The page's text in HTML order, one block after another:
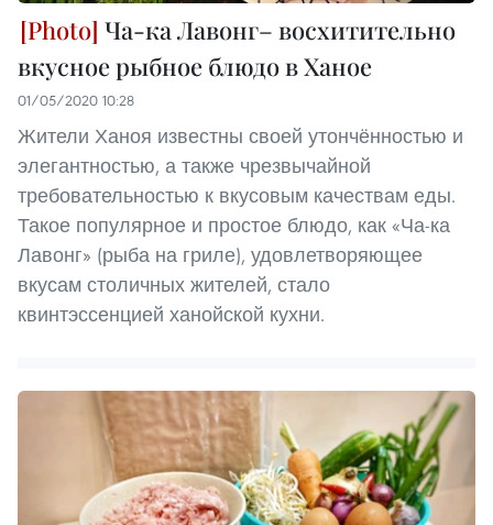
Ча-ка Лавонг– восхитительно
вкусное рыбное блюдо в Ханое
01/05/2020 10:28
Жители Ханоя известны своей утончённостью и
элегантностью, а также чрезвычайной
требовательностью к вкусовым качествам еды.
Такое популярное и простое блюдо, как «Ча-ка
Лавонг» (рыба на гриле), удовлетворяющее
вкусам столичных жителей, стало
квинтэссенцией ханойской кухни.